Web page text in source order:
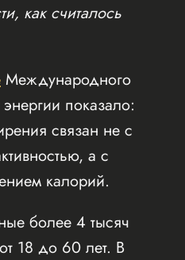
как считалось
Международного
показало:
связан не с
а с
калорий.
более 4 тысяч
18 до 60 лет. В